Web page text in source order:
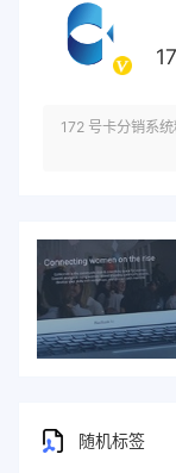
172 号卡分销系
随机标签